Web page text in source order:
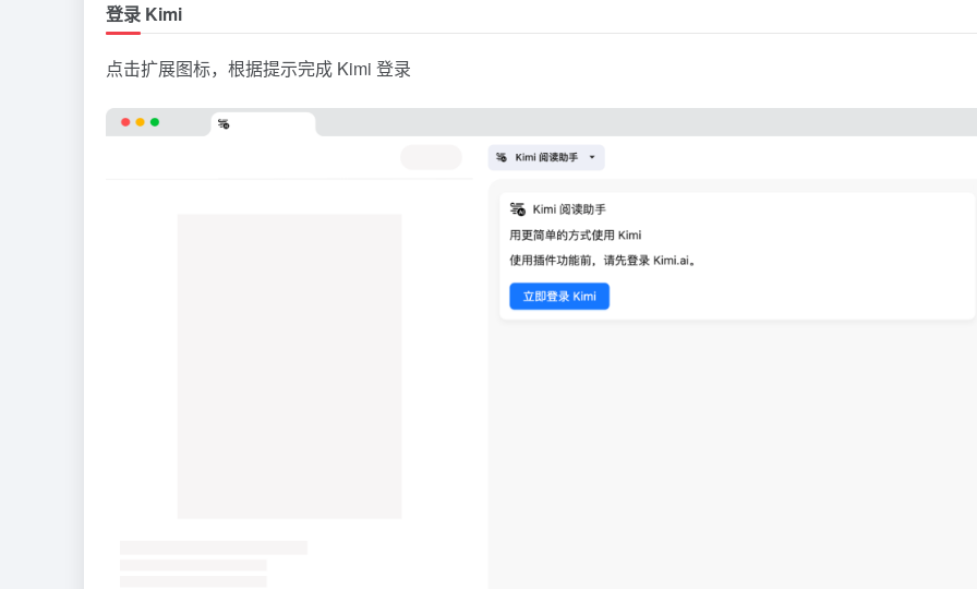
登录 Kimi
点击扩展图标，根据提示完成 Kimi 登录